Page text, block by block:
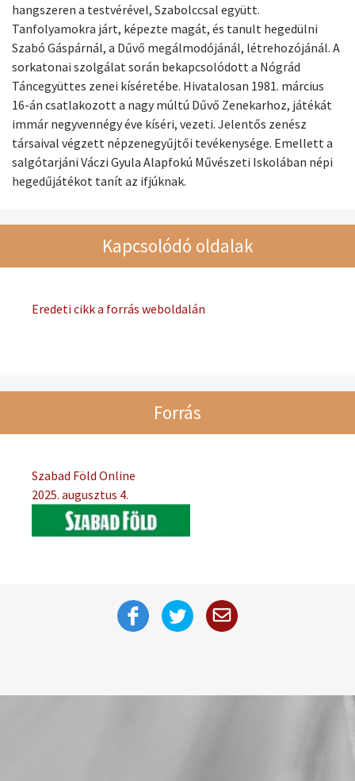
hangszeren a testvérével, Szabolccsal együtt.
Tanfolyamokra járt, képezte magát, és tanult hegedülni
Szabó Gáspárnál, a Dűvő megálmodójánál, létrehozójánál. A
sorkatonai szolgálat során bekapcsolódott a Nógrád
Táncegyüttes zenei kíséretébe. Hivatalosan 1981. március
16-án csatlakozott a nagy múltú Dűvő Zenekarhoz, játékát
immár negyvennégy éve kíséri, vezeti. Jelentős zenész
társaival végzett népzenegyűjtői tevékenysége. Emellett a
salgótarjáni Váczi Gyula Alapfokú Művészeti Iskolában népi
hegedűjátékot tanít az ifjúknak.
Kapcsolódó oldalak
Eredeti cikk a forrás weboldalán
Forrás
Szabad Föld Online
2025. augusztus 4.